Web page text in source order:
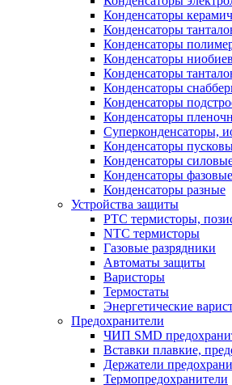
Конденсаторы
Конденсаторы
Конденсаторы
Конденсаторы
Конденсаторы
Конденсаторы
Конденсаторы
Конденсаторы
Суперконденсаторы,
Конденсаторы
Конденсаторы
Конденсаторы
Конденсаторы разные
Устройства защиты
PTC термисторы,
NTC термисторы
Газовые разрядники
Автоматы защиты
Варисторы
Термостаты
Энергетические
Предохранители
ЧИП SMD
Вставки плавкие,
Держатели
Термопредохранители